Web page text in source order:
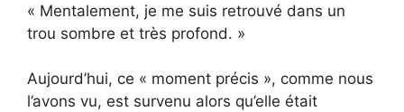
« Mentalement, je me suis retrouvé dans un
trou sombre et très profond. »
Aujourd’hui, ce « moment précis », comme nous
l’avons vu, est survenu alors qu’elle était